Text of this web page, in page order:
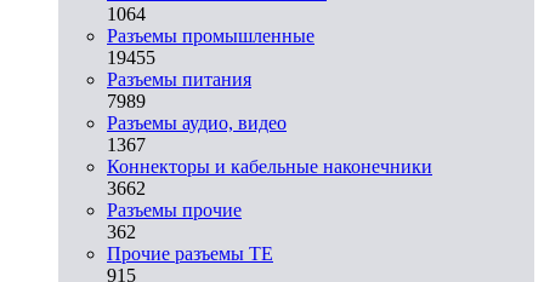
1064
Разъeмы промышленные
19455
Разъeмы питания
7989
Разъeмы аудио, видео
1367
Коннекторы и кабельные наконечники
3662
Разъeмы прочие
362
Прочие разъемы TE
915